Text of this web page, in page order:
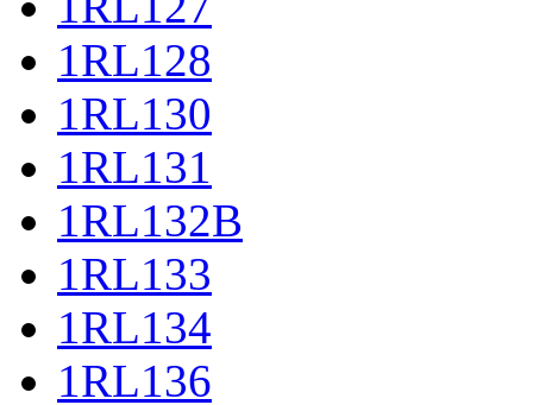
1RL128
1RL130
1RL131
1RL132B
1RL133
1RL134
1RL136